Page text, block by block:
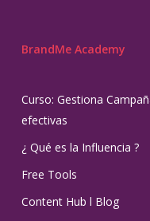
BrandMe Academy
Curso: Gestiona
efectivas
¿ Qué es la Influencia ?
Free Tools
Content Hub l Blog